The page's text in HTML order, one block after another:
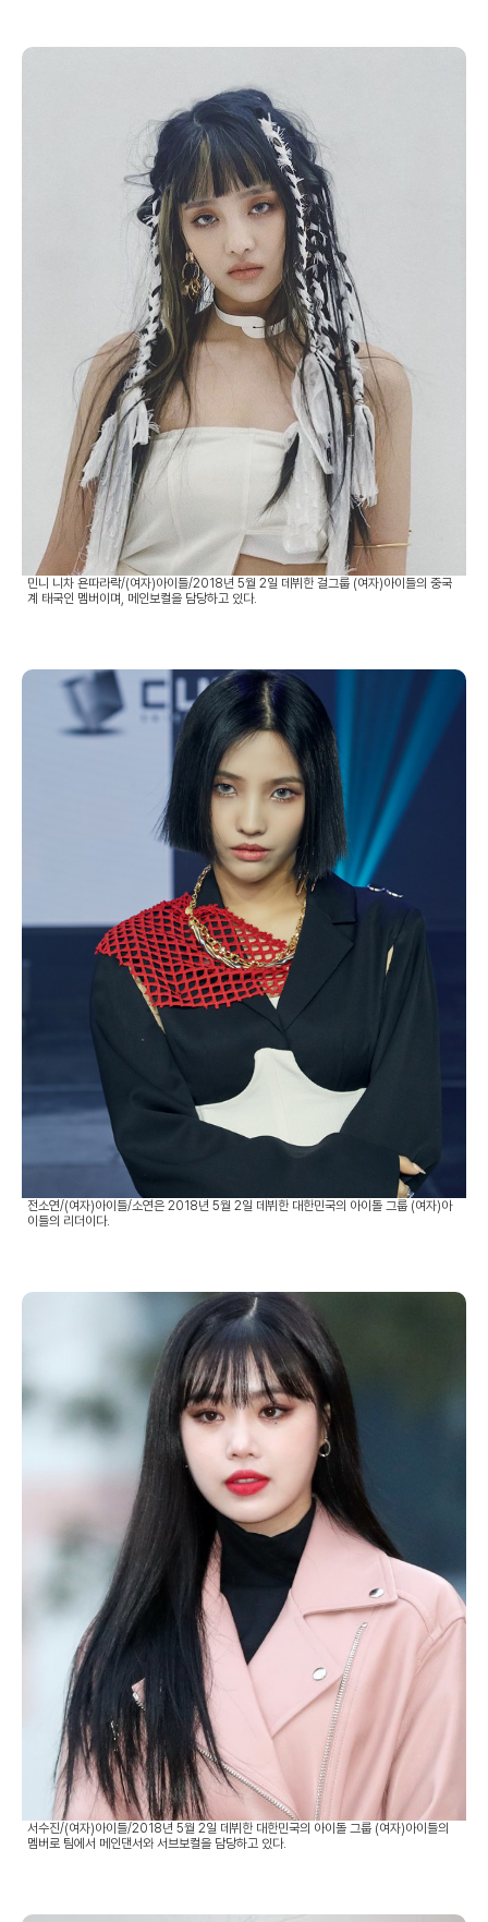
민니 니차 욘따라락/(여자)아이들/2018년 5월 2일 데뷔한 걸그룹 (여자)아이들의 중국
계 태국인 멤버이며, 메인보컬을 담당하고 있다.
전소연/(여자)아이들/소연은 2018년 5월 2일 데뷔한 대한민국의 아이돌 그룹 (여자)아
이들의 리더이다.
서수진/(여자)아이들/2018년 5월 2일 데뷔한 대한민국의 아이돌 그룹 (여자)아이들의
멤버로 팀에서 메인댄서와 서브보컬을 담당하고 있다.